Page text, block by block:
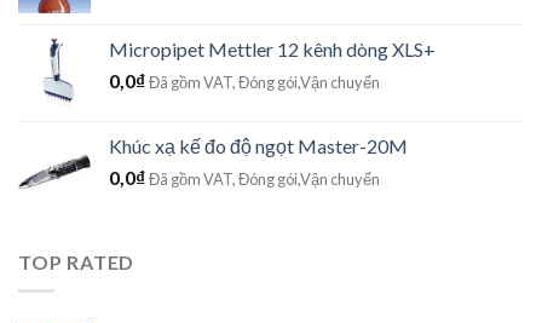
Micropipet Mettler 12 kênh dòng XLS+
0,0₫Đã gồm VAT, Đóng gói,Vận chuyển
Khúc xạ kế đo độ ngọt Master-20M
0,0₫Đã gồm VAT, Đóng gói,Vận chuyển
TOP RATED